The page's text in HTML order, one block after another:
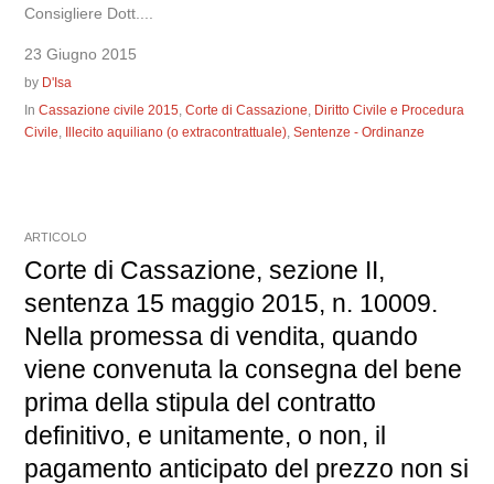
Consigliere Dott....
23 Giugno 2015
by D'Isa
InCassazione civile 2015,Corte di Cassazione, Diritto Civile e Procedura
Civile, Illecito aquiliano (o extracontrattuale),Sentenze - Ordinanze
ARTICOLO
Corte di Cassazione, sezione II,
sentenza 15 maggio 2015, n. 10009.
Nella promessa di vendita, quando
viene convenuta la consegna del bene
prima della stipula del contratto
definitivo, e unitamente, o non, il
pagamento anticipato del prezzo non si